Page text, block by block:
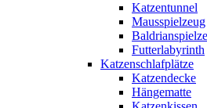
Katzentunnel
Mausspielzeug
Futterlabyrinth
Katzenschlafplätze
Katzendecke
Hängematte